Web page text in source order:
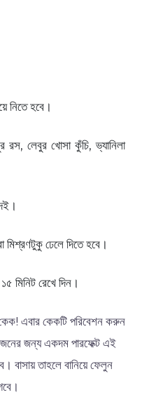
নিতে হবে।
লেবুর খোসা কুঁচি, ভ্যানিলা
মিশ্রণটুকু ঢেলে দিতে হবে।
মিনিট রেখে দিন।
এবার কেকটি পরিবেশন করুন
জন্য একদম পারফেক্ট এই
বাসায় তাহলে বানিয়ে ফেলুন